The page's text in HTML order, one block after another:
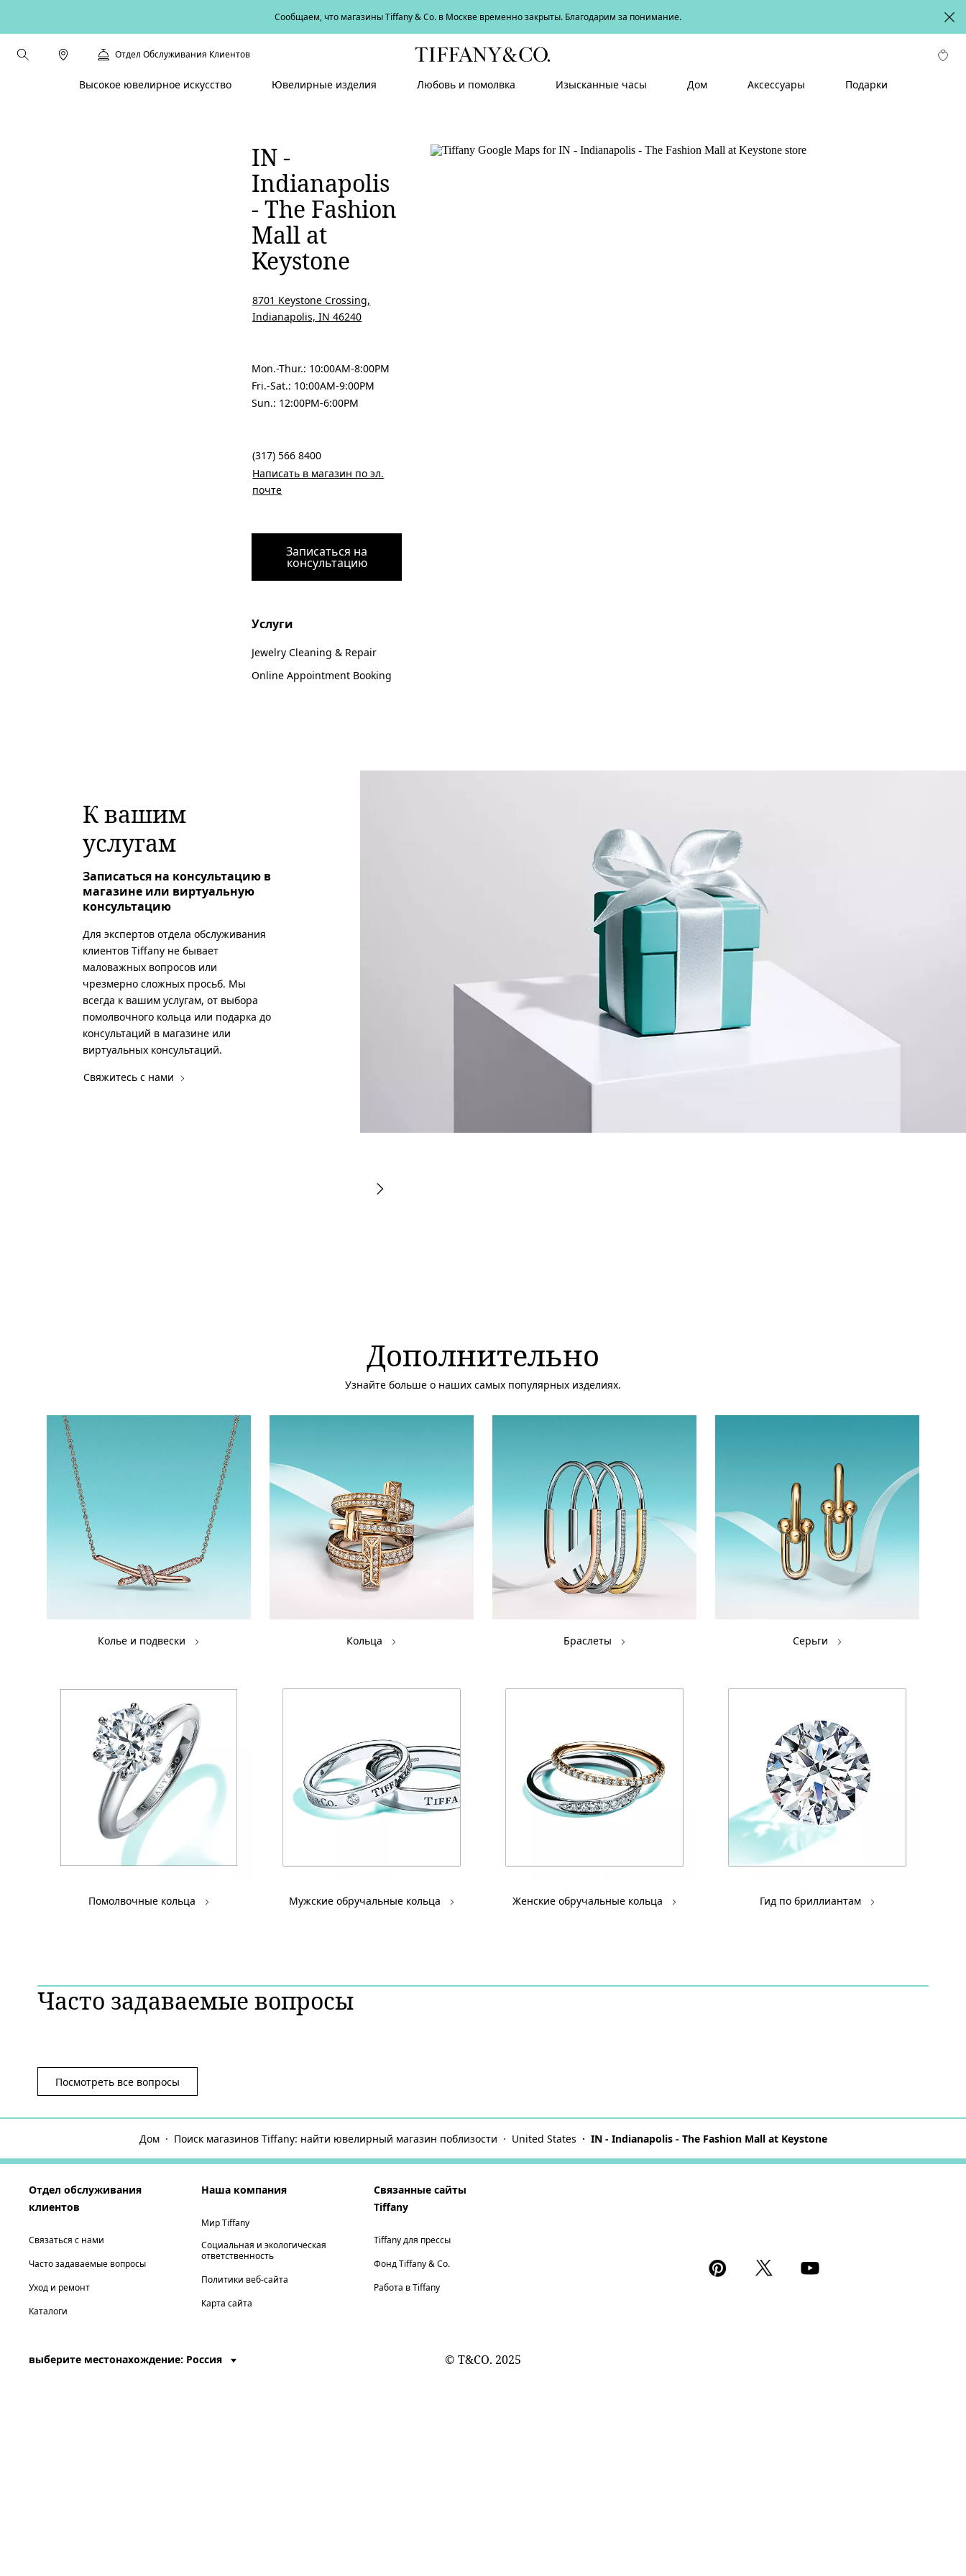
Сообщаем, что магазины Tiffany & Co. в Москве временно закрыты. Благодарим за понимание.
Отдел Обслуживания Клиентов
Высокое ювелирное искусство Ювелирные изделия Любовь и помолвка Изысканные часы Дом Аксессуары Подарки
IN -
Indianapolis
- The Fashion
Mall at
Keystone
8701 Keystone Crossing,
Indianapolis, IN 46240
Mon.-Thur.: 10:00AM-8:00PM
Fri.-Sat.: 10:00AM-9:00PM
Sun.: 12:00PM-6:00PM
(317) 566 8400
Написать в магазин по эл.
почте
Записаться на
консультацию
Услуги
Jewelry Cleaning & Repair
Online Appointment Booking
К вашим
услугам
Записаться на консультацию в
магазине или виртуальную
консультацию
Для экспертов отдела обслуживания
клиентов Tiffany не бывает
маловажных вопросов или
чрезмерно сложных просьб. Мы
всегда к вашим услугам, от выбора
помолвочного кольца или подарка до
консультаций в магазине или
виртуальных консультаций.
Свяжитесь с нами
Дополнительно
Узнайте больше о наших самых популярных изделиях.
Колье и подвески Кольца Браслеты Серьги
Помолвочные кольца Мужские обручальные кольца Женские обручальные кольца Гид по бриллиантам
Часто задаваемые вопросы
Посмотреть все вопросы
Дом Поиск магазинов Tiffany: найти ювелирный магазин поблизости United States IN - Indianapolis - The Fashion Mall at Keystone
Отдел обслуживания
клиентов
Связаться с нами
Часто задаваемые вопросы
Уход и ремонт
Каталоги
Наша компания
Мир Tiffany
Социальная и экологическая
ответственность
Политики веб-сайта
Карта сайта
Связанные сайты
Tiffany
Tiffany для прессы
Фонд Tiffany & Co.
Работа в Tiffany
выберите местонахождение: Россия © T&CO. 2025